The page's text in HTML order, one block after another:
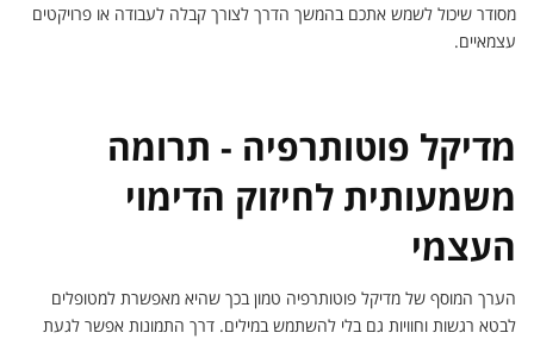
מסודר שיכול לשמש אתכם בהמשך הדרך לצורך קבלה לעבודה או פרויקטים
עצמאיים.
מדיקל פוטותרפיה - תרומה
משמעותית לחיזוק הדימוי
העצמי
הערך המוסף של מדיקל פוטותרפיה טמון בכך שהיא מאפשרת למטופלים
לבטא רגשות וחוויות גם בלי להשתמש במילים. דרך התמונות אפשר לגעת